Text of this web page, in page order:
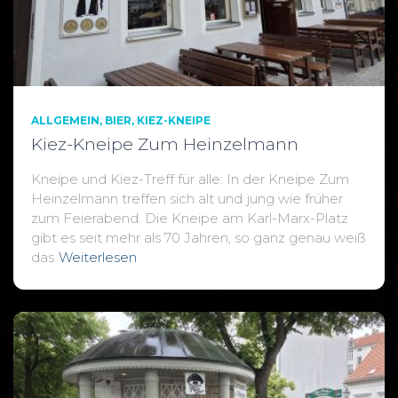
ALLGEMEIN BIER KIEZ-KNEIPE
Kiez-Kneipe Zum Heinzelmann
Kneipe und Kiez-Treff für alle: In der Kneipe Zum
Heinzelmann treffen sich alt und jung wie früher
zum Feierabend. Die Kneipe am Karl-Marx-Platz
gibt es seit mehr als 70 Jahren, so ganz genau weiß
das Weiterlesen